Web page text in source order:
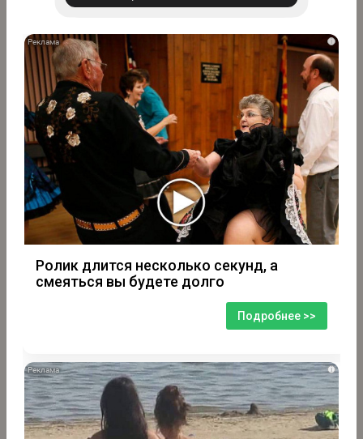
i
Ролик длится несколько секунд, а
смеяться вы будете долго
Подробнее >>
i